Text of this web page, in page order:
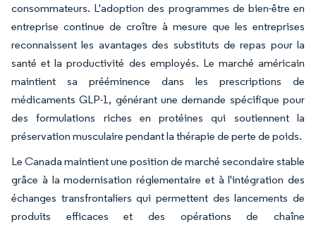
consommateurs. L'adoption des programmes de bien-être en
entreprise continue de croître à mesure que les entreprises
reconnaissent les avantages des substituts de repas pour la
santé et la productivité des employés. Le marché américain
maintient sa prééminence dans les prescriptions de
médicaments GLP-1, générant une demande spécifique pour
des formulations riches en protéines qui soutiennent la
préservation musculaire pendant la thérapie de perte de poids.
Le Canada maintient une position de marché secondaire stable
grâce à la modernisation réglementaire et à l'intégration des
échanges transfrontaliers qui permettent des lancements de
produits efficaces et des opérations de chaîne